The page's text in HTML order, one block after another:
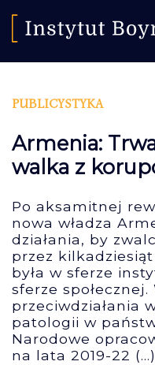
PUBLICYSTYKA
Armenia:
walka z
Po aksamitnej
nowa władza
działania, by
przez
była w sferze
sferze
przeciwdziałania
patologii w
Narodowe
na lata 2019-22 (...)